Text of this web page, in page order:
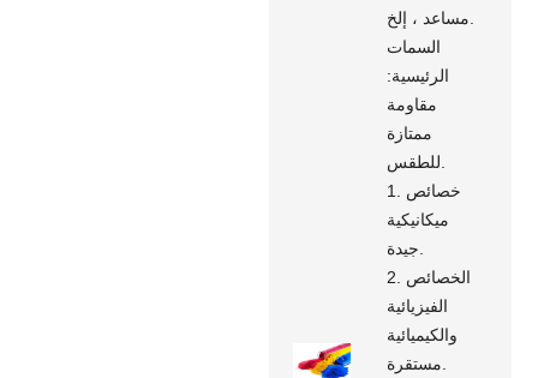
السمات
الرئيسية:
مقاومة
ممتازة
1. خصائص
ميكانيكية
2. الخصائص
الفيزيائية
والكيميائية